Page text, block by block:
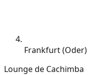
Frankfurt (Oder)
Lounge de Cachimba